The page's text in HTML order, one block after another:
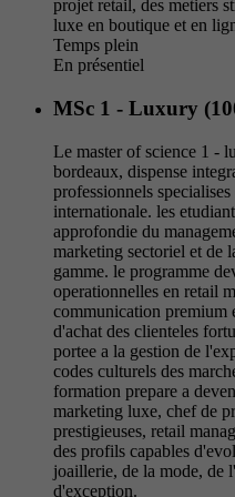
projet retail, des metiers
luxe en boutique et en
Temps plein
En présentiel
MSc 1 - Luxury
Le master of science 1 -
bordeaux, dispense
professionnels
internationale. les
approfondie du
marketing sectoriel et de
gamme. le programme
operationnelles en retail
communication premium
d'achat des clienteles
portee a la gestion de
codes culturels des
formation prepare a
marketing luxe, chef de
prestigieuses, retail
des profils capables
joaillerie, de la mode, de
d'exception.